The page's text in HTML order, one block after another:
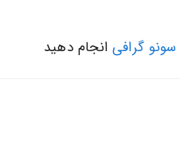
سونو گرافیانجام دهید